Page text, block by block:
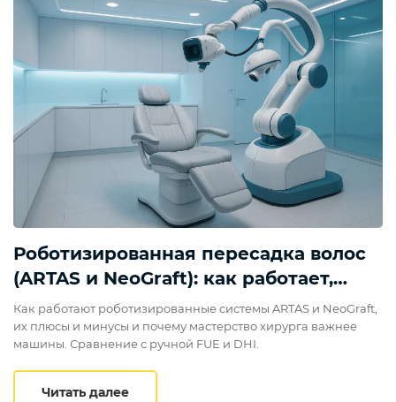
Роботизированная пересадка волос
(ARTAS и NeoGraft): как работает,
плюсы и минусы
Как работают роботизированные системы ARTAS и NeoGraft,
их плюсы и минусы и почему мастерство хирурга важнее
машины. Сравнение с ручной FUE и DHI.
Читать далееРоботизированная пересадка волос